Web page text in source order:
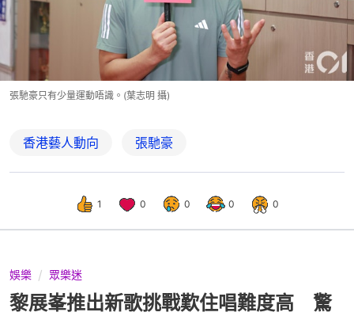
張馳豪只有少量運動唔識。(葉志明 攝)
香港藝人動向 張馳豪
1 0 0 0 0
娛樂 眾樂迷
黎展峯推出新歌挑戰歎住唱難度高 驚